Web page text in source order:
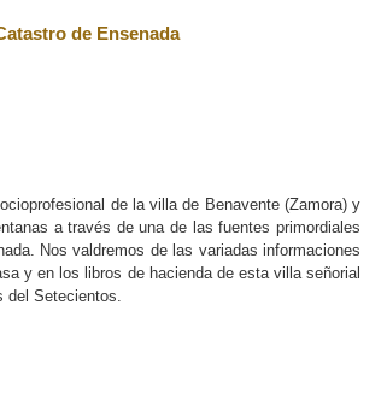
de Ensenada
de la villa de Benavente (Zamora) y
a través de una de las fuentes primordiales
Nos valdremos de las variadas informaciones
y en los libros de hacienda de esta villa señorial
del Setecientos.